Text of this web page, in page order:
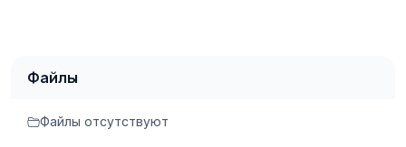
Файлы
Файлы отсутствуют